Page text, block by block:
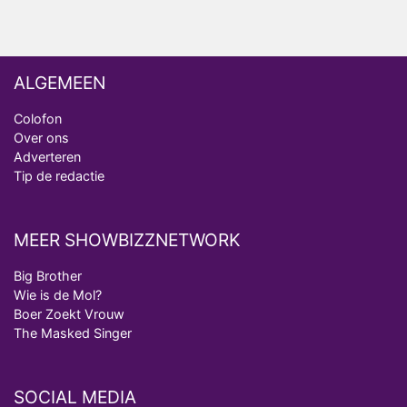
ALGEMEEN
Colofon
Over ons
Adverteren
Tip de redactie
MEER SHOWBIZZNETWORK
Big Brother
Wie is de Mol?
Boer Zoekt Vrouw
The Masked Singer
SOCIAL MEDIA